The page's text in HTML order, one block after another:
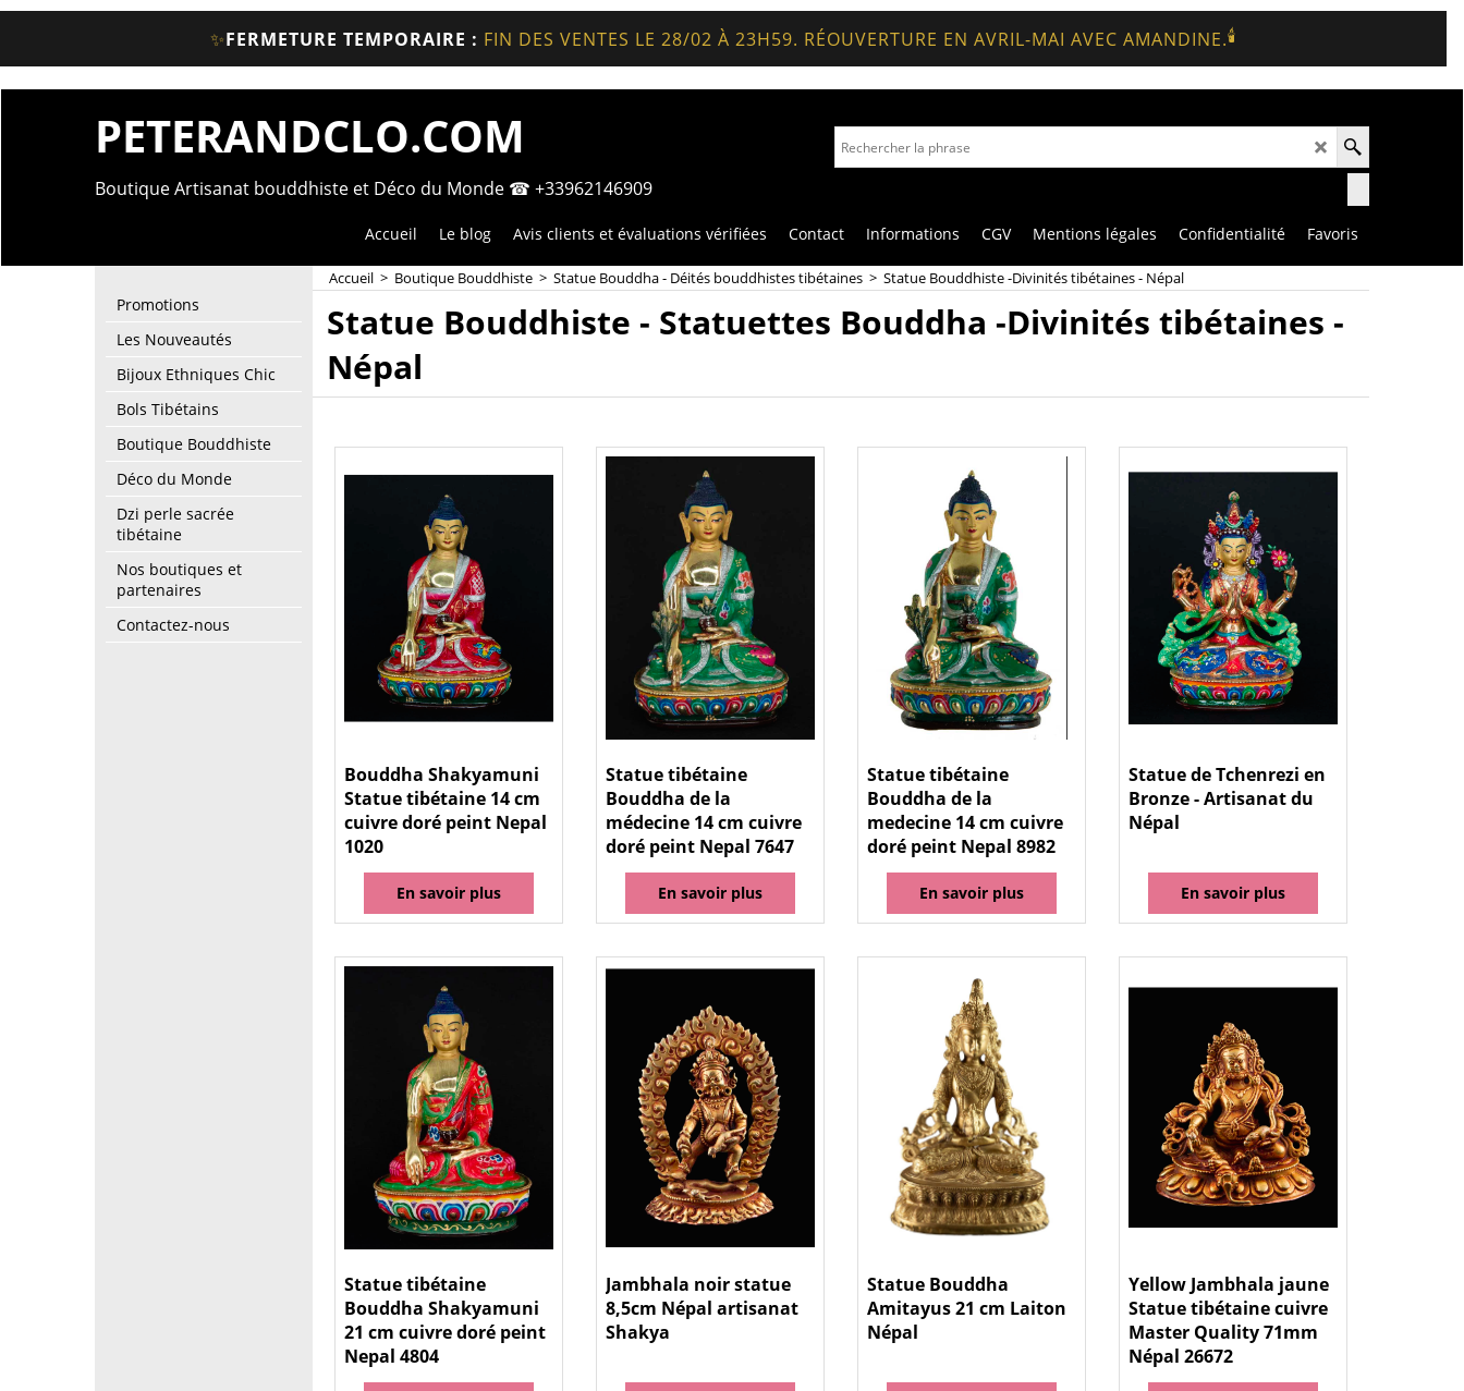
✨FERMETURE TEMPORAIRE : FIN DES VENTES LE 28/02 À 23H59. RÉOUVERTURE EN AVRIL-MAI AVEC AMANDINE.🕯️
PETERANDCLO.COM
Boutique Artisanat bouddhiste et Déco du Monde ☎ +33962146909
Accueil Le blog Avis clients et évaluations vérifiées Contact Informations CGV Mentions légales Confidentialité Favoris
Promotions
Les Nouveautés
Bijoux Ethniques Chic
Bols Tibétains
Boutique Bouddhiste
Déco du Monde
Dzi perle sacrée
tibétaine
Nos boutiques et
partenaires
Contactez-nous
Accueil > Boutique Bouddhiste > Statue Bouddha - Déités bouddhistes tibétaines > Statue Bouddhiste -Divinités tibétaines - Népal
Statue Bouddhiste - Statuettes Bouddha -Divinités tibétaines -
Népal
Bouddha Shakyamuni
Statue tibétaine 14 cm
cuivre doré peint Nepal
1020
En savoir plus
Statue tibétaine
Bouddha de la
médecine 14 cm cuivre
doré peint Nepal 7647
En savoir plus
Statue tibétaine
Bouddha de la
medecine 14 cm cuivre
doré peint Nepal 8982
En savoir plus
Statue de Tchenrezi en
Bronze - Artisanat du
Népal
En savoir plus
Statue tibétaine
Bouddha Shakyamuni
21 cm cuivre doré peint
Nepal 4804
Jambhala noir statue
8,5cm Népal artisanat
Shakya
Statue Bouddha
Amitayus 21 cm Laiton
Népal
Yellow Jambhala jaune
Statue tibétaine cuivre
Master Quality 71mm
Népal 26672